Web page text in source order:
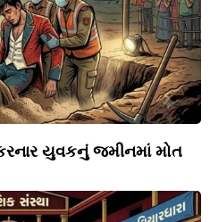
યુવકનું જમીનમાં મોત